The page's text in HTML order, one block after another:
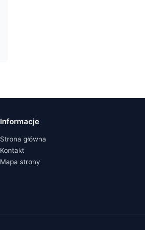
Informacje
Strona główna
Kontakt
Mapa strony